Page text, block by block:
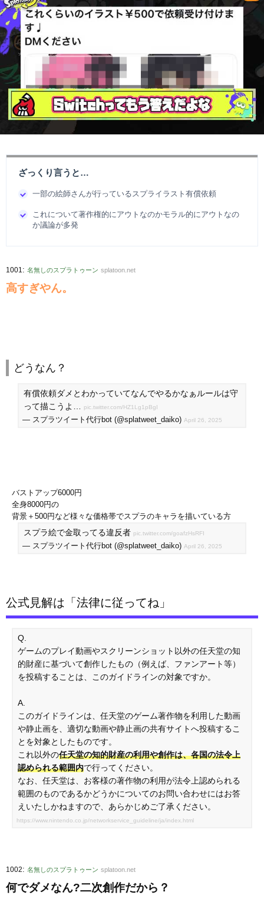
ざっくり言うと…
一部の絵師さんが行っているスプライラスト有償依頼
これについて著作権的にアウトなのかモラル的にアウトなの
か議論が多発
1001: 名無しのスプラトゥーン splatoon.net
高すぎやん。
どうなん？
有償依頼ダメとわかっていてなんでやるかなぁルールは守
って描こうよ…
pic.twitter.com/HZ1Lg1pBgI
— スプラツイート代行bot (@splatweet_daiko) April 26, 2025
バストアップ6000円
全身8000円の
背景＋500円など様々な価格帯でスプラのキャラを描いている方
スプラ絵で金取ってる違反者 pic.twitter.com/goafzHsRFI
— スプラツイート代行bot (@splatweet_daiko) April 26, 2025
公式見解は「法律に従ってね」
Q.
ゲームのプレイ動画やスクリーンショット以外の任天堂の知
的財産に基づいて創作したもの（例えば、ファンアート等）
を投稿することは、このガイドラインの対象ですか。
A.
このガイドラインは、任天堂のゲーム著作物を利用した動画
や静止画を、適切な動画や静止画の共有サイトへ投稿するこ
とを対象としたものです。
これ以外の任天堂の知的財産の利用や創作は、各国の法令上
認められる範囲内で行ってください。
なお、任天堂は、お客様の著作物の利用が法令上認められる
範囲のものであるかどうかについてのお問い合わせにはお答
えいたしかねますので、あらかじめご了承ください。
https://www.nintendo.co.jp/networkservice_guideline/ja/index.html
1002: 名無しのスプラトゥーン splatoon.net
何でダメなん?二次創作だから？